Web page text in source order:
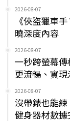
2026-08-07
《俠盜獵車
曉深度內容
2026-08-07
一秒跨螢幕
更流暢、實
2026-08-07
沒帶錶也能
健身器材數